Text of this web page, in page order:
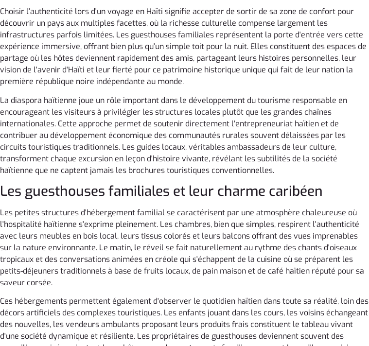
Choisir l'authenticité lors d'un voyage en Haïti signifie accepter de sortir de sa zone de confort pour
découvrir un pays aux multiples facettes, où la richesse culturelle compense largement les
infrastructures parfois limitées. Les guesthouses familiales représentent la porte d'entrée vers cette
expérience immersive, offrant bien plus qu'un simple toit pour la nuit. Elles constituent des espaces de
partage où les hôtes deviennent rapidement des amis, partageant leurs histoires personnelles, leur
vision de l'avenir d'Haïti et leur fierté pour ce patrimoine historique unique qui fait de leur nation la
première république noire indépendante au monde.
La diaspora haïtienne joue un rôle important dans le développement du tourisme responsable en
encourageant les visiteurs à privilégier les structures locales plutôt que les grandes chaînes
internationales. Cette approche permet de soutenir directement l'entrepreneuriat haïtien et de
contribuer au développement économique des communautés rurales souvent délaissées par les
circuits touristiques traditionnels. Les guides locaux, véritables ambassadeurs de leur culture,
transforment chaque excursion en leçon d'histoire vivante, révélant les subtilités de la société
haïtienne que ne captent jamais les brochures touristiques conventionnelles.
Les guesthouses familiales et leur charme caribéen
Les petites structures d'hébergement familial se caractérisent par une atmosphère chaleureuse où
l'hospitalité haïtienne s'exprime pleinement. Les chambres, bien que simples, respirent l'authenticité
avec leurs meubles en bois local, leurs tissus colorés et leurs balcons offrant des vues imprenables
sur la nature environnante. Le matin, le réveil se fait naturellement au rythme des chants d'oiseaux
tropicaux et des conversations animées en créole qui s'échappent de la cuisine où se préparent les
petits-déjeuners traditionnels à base de fruits locaux, de pain maison et de café haïtien réputé pour sa
saveur corsée.
Ces hébergements permettent également d'observer le quotidien haïtien dans toute sa réalité, loin des
décors artificiels des complexes touristiques. Les enfants jouant dans les cours, les voisins échangeant
des nouvelles, les vendeurs ambulants proposant leurs produits frais constituent le tableau vivant
d'une société dynamique et résiliente. Les propriétaires de guesthouses deviennent souvent des